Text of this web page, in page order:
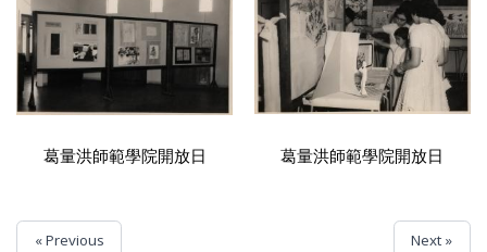
葛量洪師範學院開放日 葛量洪師範學院開放日
« Previous Next »